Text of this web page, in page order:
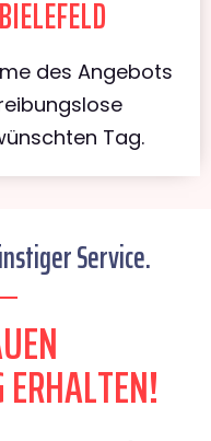
des Angebots
Tag.
Service.
ERHALTEN!